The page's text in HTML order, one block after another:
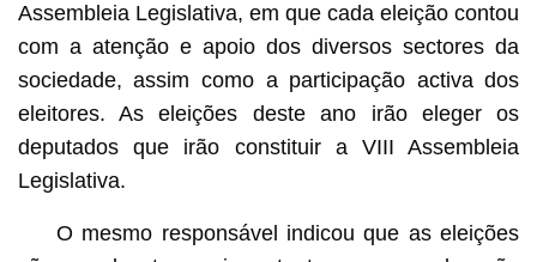
Assembleia Legislativa, em que cada eleição contou
com a atenção e apoio dos diversos sectores da
sociedade, assim como a participação activa dos
eleitores. As eleições deste ano irão eleger os
deputados que irão constituir a VIII Assembleia
Legislativa.
O mesmo responsável indicou que as eleições